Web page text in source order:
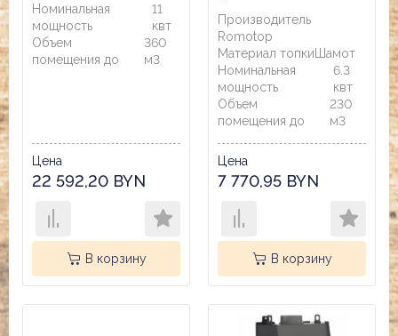
Номинальная
мощность
11
квт
Объем
помещения до
360
м3
Цена
22 592,20 BYN
В корзину
Производитель
Romotop
Материал топки Шамот
Номинальная
мощность
6.3
квт
Объем
помещения до
230
м3
Цена
7 770,95 BYN
В корзину